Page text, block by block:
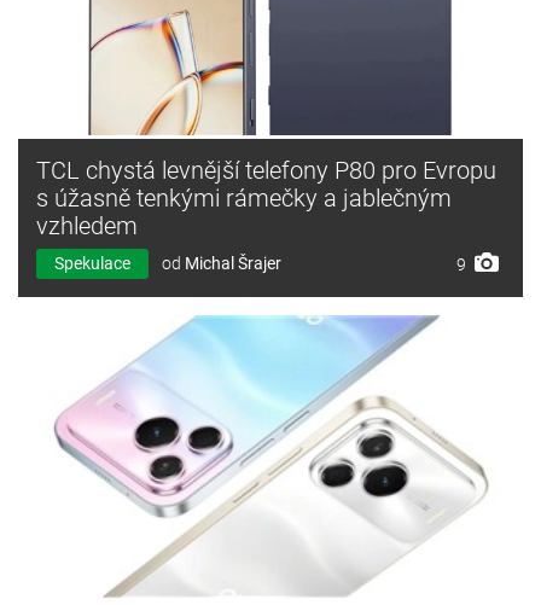
TCL chystá levnější telefony P80 pro Evropu
s úžasně tenkými rámečky a jablečným
vzhledem
Spekulace od Michal Šrajer 9